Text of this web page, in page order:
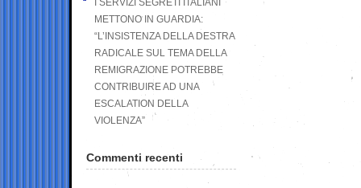
I SERVIZI SEGRETI ITALIANI
METTONO IN GUARDIA:
“L’INSISTENZA DELLA DESTRA
RADICALE SUL TEMA DELLA
REMIGRAZIONE POTREBBE
CONTRIBUIRE AD UNA
ESCALATION DELLA
VIOLENZA”
Commenti recenti